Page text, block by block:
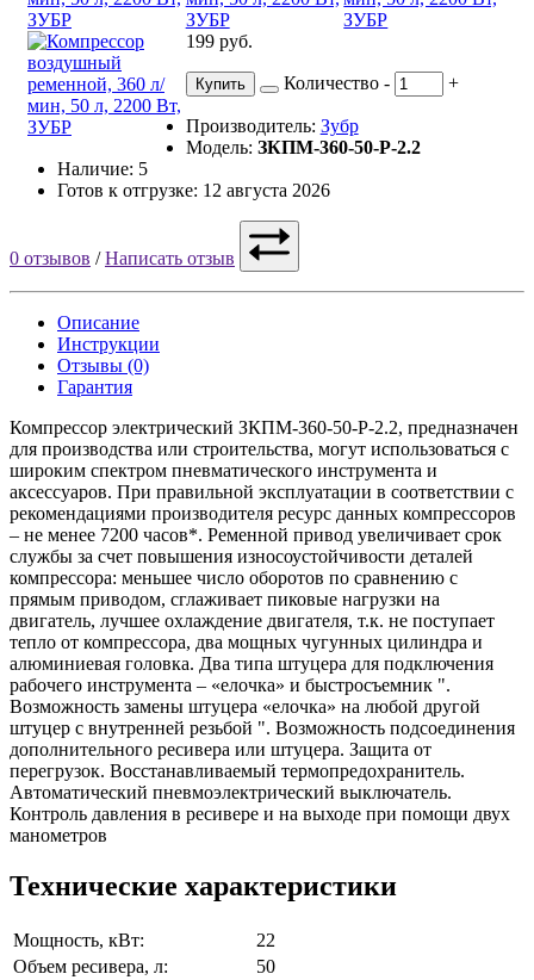
199 руб.
Купить Количество - +
Производитель: Зубр
Модель: ЗКПМ-360-50-Р-2.2
Наличие: 5
Готов к отгрузке: 12 августа 2026
0 отзывов /Написать отзыв
Описание
Инструкции
Отзывы (0)
Гарантия
Компрессор электрический ЗКПМ-360-50-Р-2.2, предназначен
для производства или строительства, могут использоваться с
широким спектром пневматического инструмента и
аксессуаров. При правильной эксплуатации в соответствии с
рекомендациями производителя ресурс данных компрессоров
– не менее 7200 часов*. Ременной привод увеличивает срок
службы за счет повышения износоустойчивости деталей
компрессора: меньшее число оборотов по сравнению с
прямым приводом, сглаживает пиковые нагрузки на
двигатель, лучшее охлаждение двигателя, т.к. не поступает
тепло от компрессора, два мощных чугунных цилиндра и
алюминиевая головка. Два типа штуцера для подключения
рабочего инструмента – «елочка» и быстросъемник ".
Возможность замены штуцера «елочка» на любой другой
штуцер с внутренней резьбой ". Возможность подсоединения
дополнительного ресивера или штуцера. Защита от
перегрузок. Восстанавливаемый термопредохранитель.
Автоматический пневмоэлектрический выключатель.
Контроль давления в ресивере и на выходе при помощи двух
манометров
Технические характеристики
Мощность, кВт:
22
Объем ресивера, л:
50